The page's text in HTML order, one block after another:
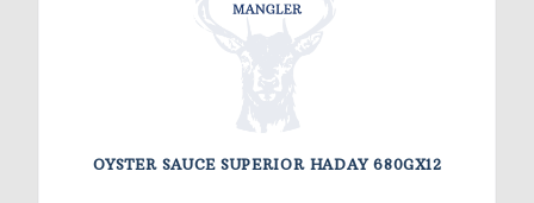
OYSTER SAUCE SUPERIOR HADAY 680GX12